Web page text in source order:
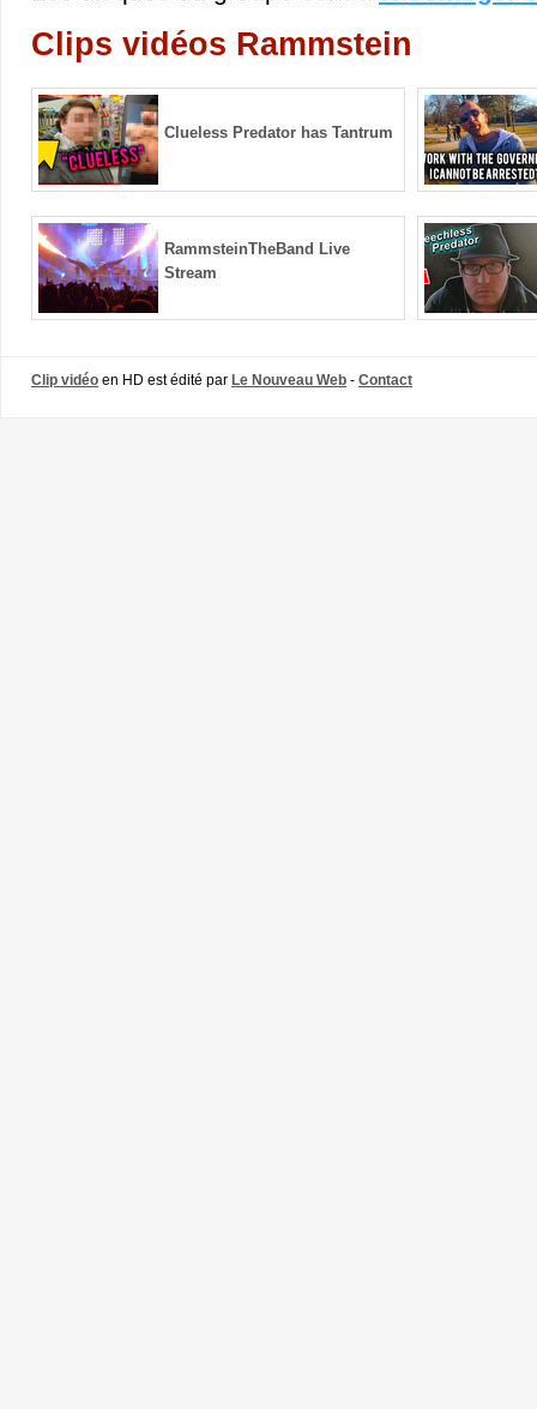
Clips vidéos Rammstein
Clueless Predator has Tantrum
RammsteinTheBand Live
Stream
Clip vidéo en HD est édité par Le Nouveau Web - Contact